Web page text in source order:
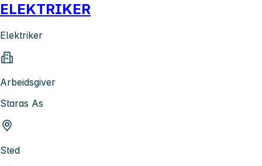
ELEKTRIKER
Elektriker
Arbeidsgiver
Staras As
Sted